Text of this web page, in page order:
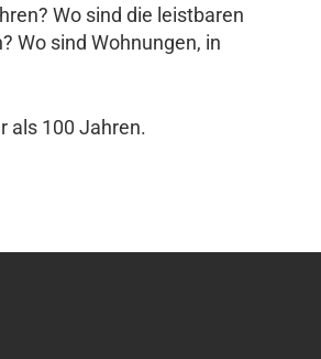
Wo sind die leistbaren
Wo sind Wohnungen, in
als 100 Jahren.